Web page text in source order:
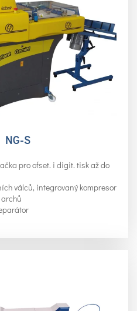
NG-S
pro ofset. i digit. tisk až do
válců, integrovaný kompresor